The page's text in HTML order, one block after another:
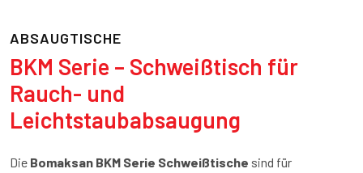
ABSAUGTISCHE
BKM Serie – Schweißtisch für
Rauch- und
Leichtstaubabsaugung
Die Bomaksan BKM Serie Schweißtische sind für